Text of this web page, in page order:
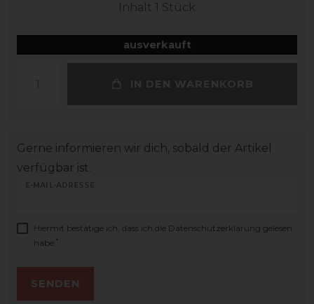
Inhalt 1 Stück
ausverkauft
IN DEN WARENKORB
Gerne informieren wir dich, sobald der Artikel
verfügbar ist.
E-MAIL-ADRESSE
Hiermit bestätige ich, dass ich die Daten­schutz­erklärung gelesen
habe. *
SENDEN